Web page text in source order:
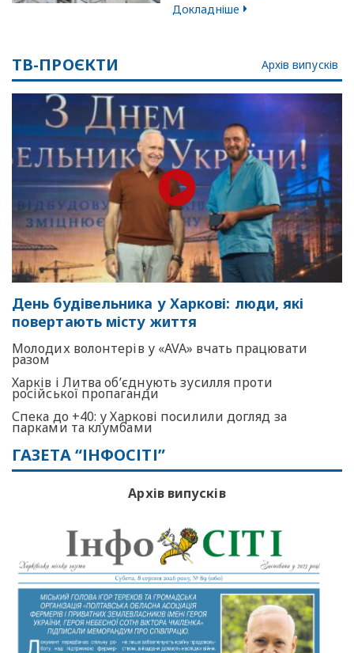
Докладніше
ТВ-ПРОЄКТИ Архів випусків
День будівельника у Харкові: люди, які
повертають місту життя
Молодих волонтерів у «AVA» вчать працювати
разом
Харків і Литва об’єднують зусилля проти
російської пропаганди
Спека до +40: у Харкові посилили догляд за
парками та клумбами
ГАЗЕТА “ІНФОСІТІ”
Архів випусків